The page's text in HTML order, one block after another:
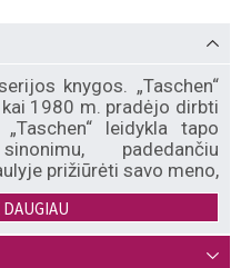
knygos. „Taschen“
1980 m. pradėjo dirbti
leidykla tapo
padedančiu
prižiūrėti savo meno,
biblioteką už
likdami ištikimi savo
švenčia neįtikėtinų
Edition“ pristato